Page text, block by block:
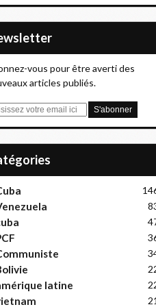
vous pour être averti des
articles publiés.
latine